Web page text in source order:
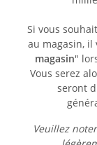
Si vous
au magasin,
magasin"
Vous serez
seront
Veuillez